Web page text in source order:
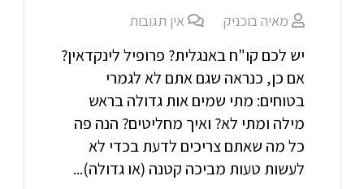
מאיה בוכניק אין תגובות
יש לכם קו"ח באנגלית? פרופיל לינקדאין?
אם כן, כנראה שגם אתם לא לגמרי
בטוחים: מתי שמים אות גדולה בראש
מילה ומתי לא? ואיך מחליטים? הנה פה
כל מה שאתם צריכים לדעת בכדי לא
לעשות טעות מביכה קטנה (או גדולה)...